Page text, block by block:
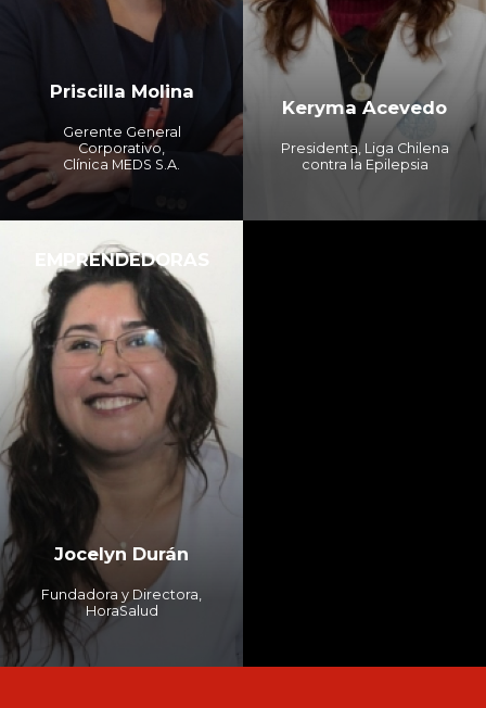
Priscilla Molina
Gerente General
Corporativo,
Clínica MEDS S.A.
Keryma Acevedo
Presidenta, Liga Chilena
contra la Epilepsia
EMPRENDEDORAS
Jocelyn Durán
Fundadora y Directora,
HoraSalud